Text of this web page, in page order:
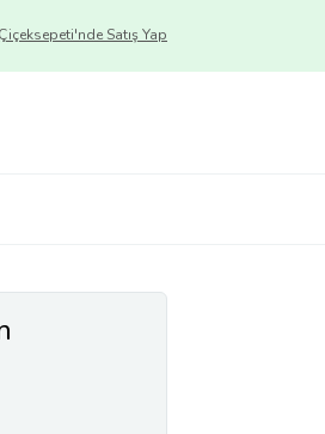
Çiçeksepeti'nde Satış Yap